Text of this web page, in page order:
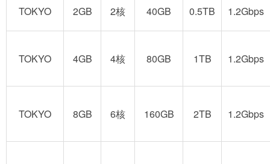
TOKYO 2GB 2核 40GB 0.5TB 1.2Gbps
TOKYO 4GB 4核 80GB 1TB 1.2Gbps
TOKYO 8GB 6核 160GB 2TB 1.2Gbps